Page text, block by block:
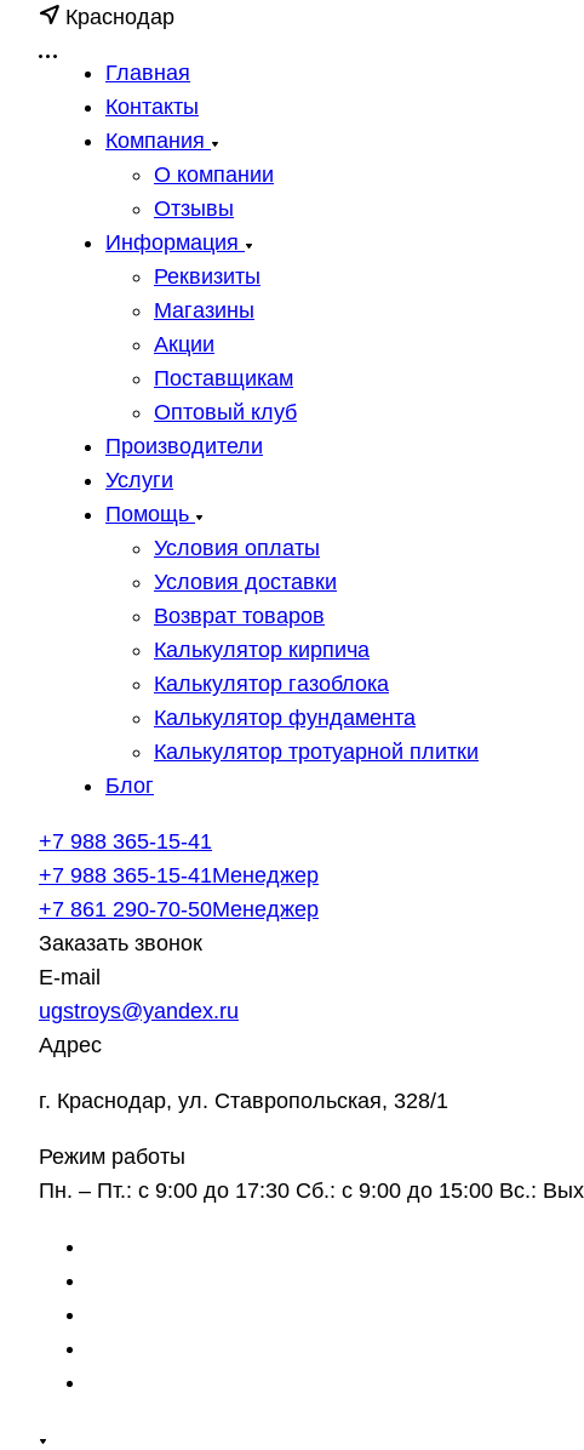
Краснодар
Главная
Контакты
Компания
О компании
Отзывы
Информация
Реквизиты
Магазины
Акции
Поставщикам
Оптовый клуб
Производители
Услуги
Помощь
Условия оплаты
Условия доставки
Возврат товаров
Калькулятор кирпича
Калькулятор газоблока
Калькулятор фундамента
Калькулятор тротуарной плитки
Блог
+7 988 365-15-41
+7 988 365-15-41Менеджер
+7 861 290-70-50Менеджер
Заказать звонок
E-mail
ugstroys@yandex.ru
Адрес
г. Краснодар, ул. Ставропольская, 328/1
Режим работы
Пн. – Пт.: с 9:00 до 17:30 Сб.: с 9:00 до 15:00 Вс.: